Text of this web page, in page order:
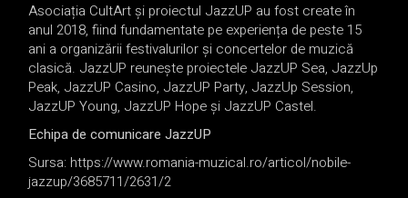
Asociația CultArt și proiectul JazzUP au fost create în
anul 2018, fiind fundamentate pe experiența de peste 15
ani a organizării festivalurilor și concertelor de muzică
clasică. JazzUP reunește proiectele JazzUP Sea, JazzUp
Peak, JazzUP Casino, JazzUP Party, JazzUp Session,
JazzUP Young, JazzUP Hope și JazzUP Castel.
Echipa de comunicare JazzUP
Sursa: https://www.romania-muzical.ro/articol/nobile-
jazzup/3685711/2631/2